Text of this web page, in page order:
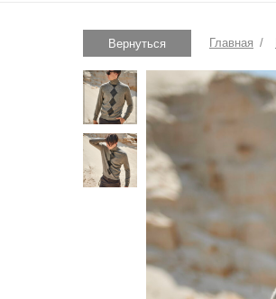
Вернуться Главная /